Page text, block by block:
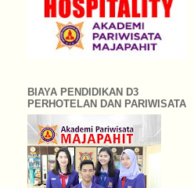
BIAYA PENDIDIKAN D3
PERHOTELAN DAN PARIWISATA